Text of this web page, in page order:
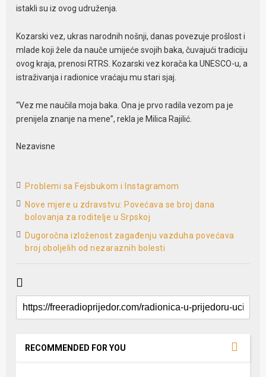
istakli su iz ovog udruženja.
Kozarski vez, ukras narodnih nošnji, danas povezuje prošlost i
mlade koji žele da nauče umijeće svojih baka, čuvajući tradiciju
ovog kraja, prenosi RTRS. Kozarski vez korača ka UNESCO-u, a
istraživanja i radionice vraćaju mu stari sjaj.
“Vez me naučila moja baka. Ona je prvo radila vezom pa je
prenijela znanje na mene”, rekla je Milica Rajilić.
Nezavisne
Problemi sa Fejsbukom i Instagramom
Nove mjere u zdravstvu: Povećava se broj dana
bolovanja za roditelje u Srpskoj
Dugoročna izloženost zagađenju vazduha povećava
broj oboljelih od nezaraznih bolesti
RECOMMENDED FOR YOU